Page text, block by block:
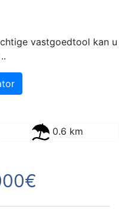
vastgoedtool kan u
0.6 km